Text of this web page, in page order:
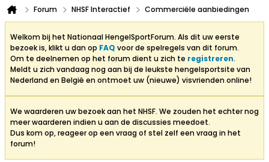
Forum NHSF Interactief Commerciële aanbiedingen
Welkom bij het Nationaal HengelSportForum. Als dit uw eerste
bezoek is, klikt u dan op FAQ voor de spelregels van dit forum.
Om te deelnemen op het forum dient u zich te registreren.
Meldt u zich vandaag nog aan bij de leukste hengelsportsite van
Nederland en België en ontmoet uw (nieuwe) visvrienden online!
We waarderen uw bezoek aan het NHSF. We zouden het echter nog
meer waarderen indien u aan de discussies meedoet.
Dus kom op, reageer op een vraag of stel zelf een vraag in het
forum!